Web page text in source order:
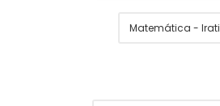
Matemática - Irati